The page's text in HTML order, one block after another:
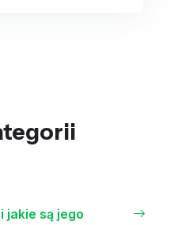
jakie są jego